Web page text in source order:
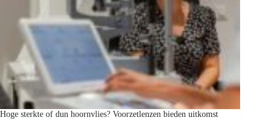
Hoge sterkte of dun hoornvlies? Voorzetlenzen bieden uitkomst